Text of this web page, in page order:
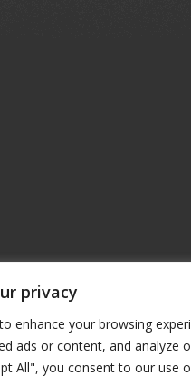
privacy
enhance your browsing
ads or content, and analyze
All", you consent to our use
Μοιραστείτε